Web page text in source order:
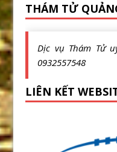
THÁM TỬ
Dịc vụ Thám Tử
0932557548
LIÊN KẾT